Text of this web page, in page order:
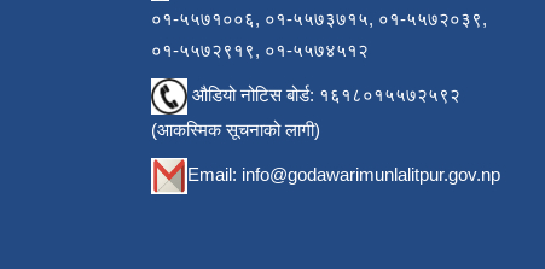
०१-५५७१००६, ०१-५५७३७१५, ०१-५५७२०३९,
०१-५५७२९१९, ०१-५५७४५१२
औडियो नोटिस बोर्ड: १६१८०१५५७२५९२
(आकस्मिक सूचनाको लागी)
Email: info@godawarimunlalitpur.gov.np